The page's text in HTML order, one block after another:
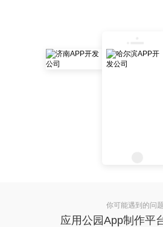
你可能遇到的问题
应用公园App制作平